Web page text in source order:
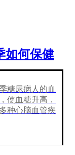
如何保健
糖尿病人的血
使血糖升高，
种心脑血管疾